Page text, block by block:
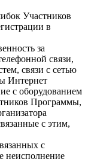
Участников
в
за
связи,
связи с сетью
Интернет
с оборудованием
Программы,
с этим,
с
неисполнение